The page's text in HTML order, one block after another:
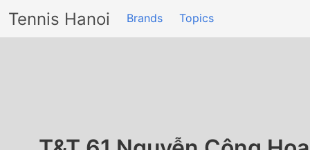
Tennis Hanoi Brands Topics